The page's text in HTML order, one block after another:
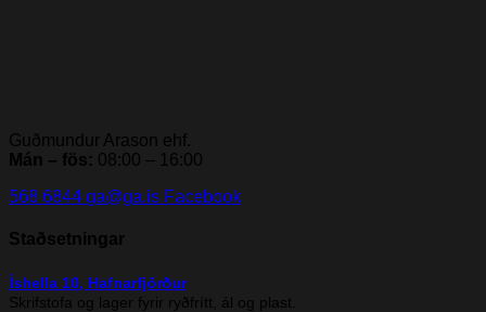
Guðmundur Arason ehf.
Mán – fös: 08:00 – 16:00
568 6844 ga@ga.is Facebook
Staðsetningar
Íshella 10, Hafnarfjörður
Skrifstofa og lager fyrir ryðfrítt, ál og plast.